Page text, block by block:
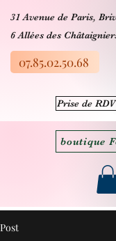
31 Avenue de Paris,
6 Allées des
07.85.02.50.68
Prise de
boutique
Post